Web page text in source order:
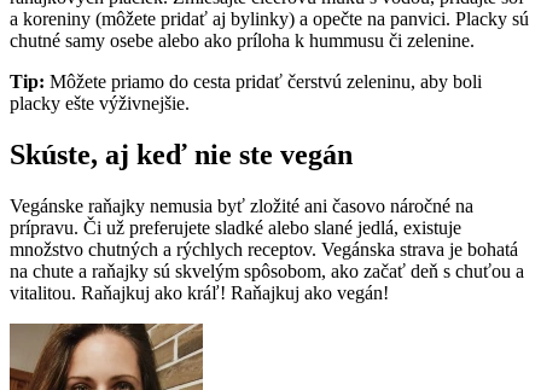
a koreniny (môžete pridať aj bylinky) a opečte na panvici. Placky sú
chutné samy osebe alebo ako príloha k hummusu či zelenine.
Tip: Môžete priamo do cesta pridať čerstvú zeleninu, aby boli
placky ešte výživnejšie.
Skúste, aj keď nie ste vegán
Vegánske raňajky nemusia byť zložité ani časovo náročné na
prípravu. Či už preferujete sladké alebo slané jedlá, existuje
množstvo chutných a rýchlych receptov. Vegánska strava je bohatá
na chute a raňajky sú skvelým spôsobom, ako začať deň s chuťou a
vitalitou. Raňajkuj ako kráľ! Raňajkuj ako vegán!